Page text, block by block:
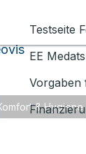
Testseite
EE
Vorgaben
& Hygiene